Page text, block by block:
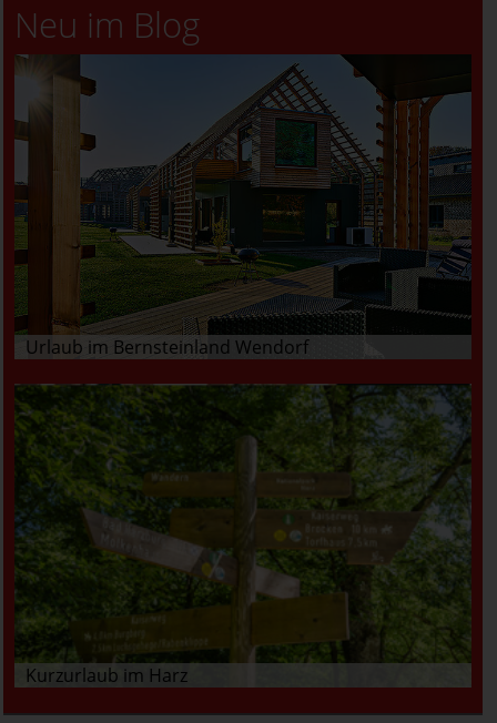
Neu im Blog
Urlaub im Bernsteinland Wendorf
Kurzurlaub im Harz